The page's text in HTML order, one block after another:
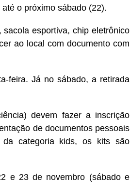
o próximo sábado (22).
esportiva, chip eletrônico
ao local com documento com
feira. Já no sábado, a retirada
devem fazer a inscrição
de documentos pessoais
da categoria kids, os kits são
e 23 de novembro (sábado e